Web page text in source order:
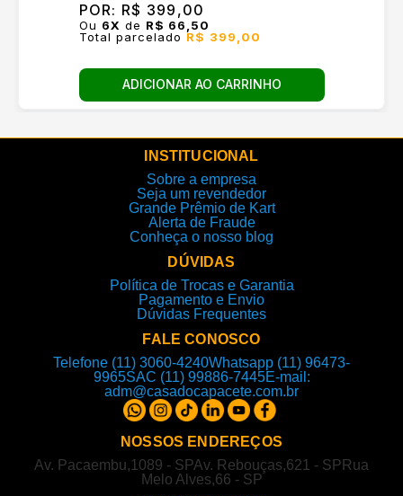
POR: R$ 399,00
Ou 6X de R$ 66,50
Total parceladoR$ 399,00
ADICIONAR AO CARRINHO
INSTITUCIONAL
Sobre a empresa
Seja um revendedor
Grande Prêmio de Kart
Alerta de Fraude
Conheça o nosso blog
DÚVIDAS
Política de Trocas e Garantia
Pagamento e Envio
Dúvidas Frequentes
FALE CONOSCO
Telefone (11) 3060-4240Whatsapp (11) 96473-
9965SAC (11) 99886-7445E-mail:
adm@casadocapacete.com.br
NOSSOS ENDEREÇOS
Av. Pacaembu,1089 - SPAv. Rebouças,621 - SP Rua
Melo Alves,66 - SP